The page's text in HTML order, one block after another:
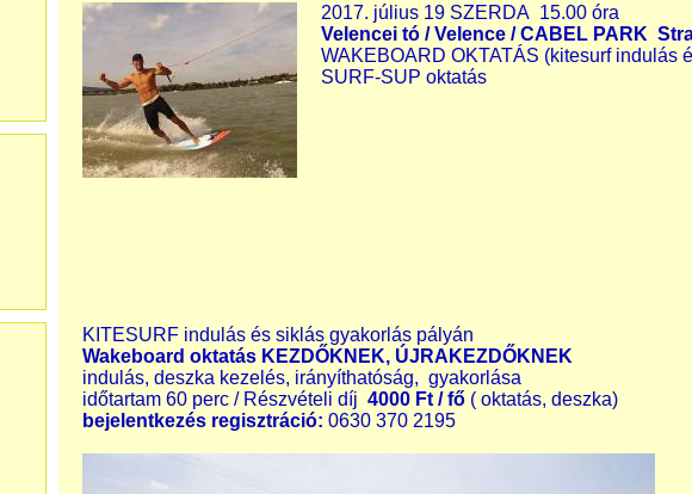
2017. július 19 SZERDA 15.00 óra
Velencei tó / Velence / CABEL PARK
WAKEBOARD OKTATÁS (kitesurf indulás
SURF-SUP oktatás
KITESURF indulás és siklás gyakorlás pályán
Wakeboard oktatás KEZDŐKNEK, ÚJRAKEZDŐKNEK
indulás, deszka kezelés, irányíthatóság, gyakorlása
időtartam 60 perc / Részvételi díj 4000 Ft / fő ( oktatás, deszka)
bejelentkezés regisztráció: 0630 370 2195